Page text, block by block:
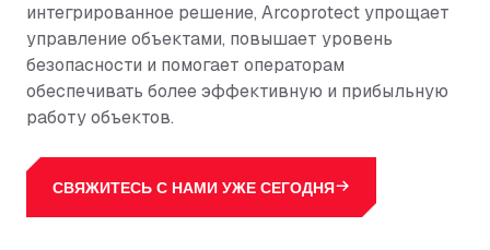
интегрированное решение, Arcoprotect упрощает
управление объектами, повышает уровень
безопасности и помогает операторам
обеспечивать более эффективную и прибыльную
работу объектов.
СВЯЖИТЕСЬ С НАМИ УЖЕ СЕГОДНЯ